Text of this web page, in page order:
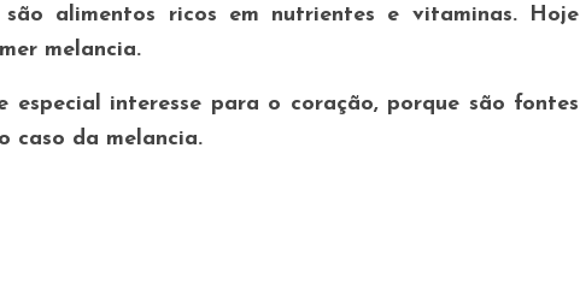
alimentos ricos em nutrientes e vitaminas. Hoje
melancia.
especial interesse para o coração, porque são fontes
caso da melancia.